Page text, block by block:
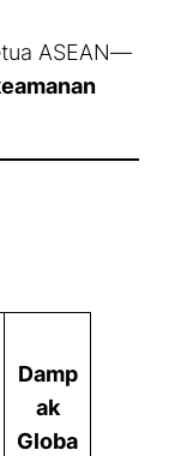
ASEAN—
Damp
ak
Globa